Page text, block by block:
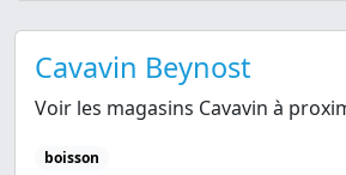
Cavavin Beynost
Voir les magasins Cavavin à
boisson